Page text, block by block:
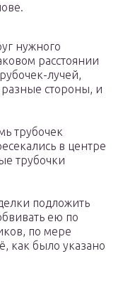
нужного
расстоянии
лучей,
стороны, и
трубочек
в центре
трубочки
подложить
ею по
по мере
как было указано